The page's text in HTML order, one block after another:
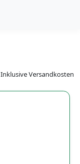
Inklusive Versandkosten